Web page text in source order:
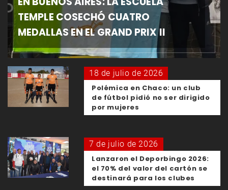
TEMPLE COSECHÓ CUATRO
MEDALLAS EN EL GRAND PRIX II
18 de julio de 2026
Polémica en Chaco: un club
de fútbol pidió no ser dirigido
por mujeres
7 de julio de 2026
Lanzaron el Deporbingo 2026:
el 70% del valor del cartón se
destinará para los clubes